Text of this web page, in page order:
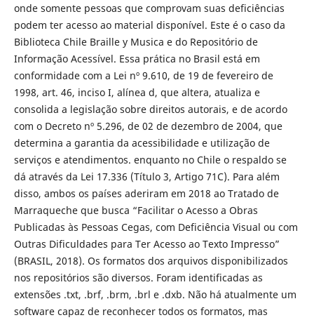
onde somente pessoas que comprovam suas deficiências
podem ter acesso ao material disponível. Este é o caso da
Biblioteca Chile Braille y Musica e do Repositório de
Informação Acessível. Essa prática no Brasil está em
conformidade com a Lei nº 9.610, de 19 de fevereiro de
1998, art. 46, inciso I, alínea d, que altera, atualiza e
consolida a legislação sobre direitos autorais, e de acordo
com o Decreto nº 5.296, de 02 de dezembro de 2004, que
determina a garantia da acessibilidade e utilização de
serviços e atendimentos. enquanto no Chile o respaldo se
dá através da Lei 17.336 (Título 3, Artigo 71C). Para além
disso, ambos os países aderiram em 2018 ao Tratado de
Marraqueche que busca “Facilitar o Acesso a Obras
Publicadas às Pessoas Cegas, com Deficiência Visual ou com
Outras Dificuldades para Ter Acesso ao Texto Impresso”
(BRASIL, 2018). Os formatos dos arquivos disponibilizados
nos repositórios são diversos. Foram identificadas as
extensões .txt, .brf, .brm, .brl e .dxb. Não há atualmente um
software capaz de reconhecer todos os formatos, mas